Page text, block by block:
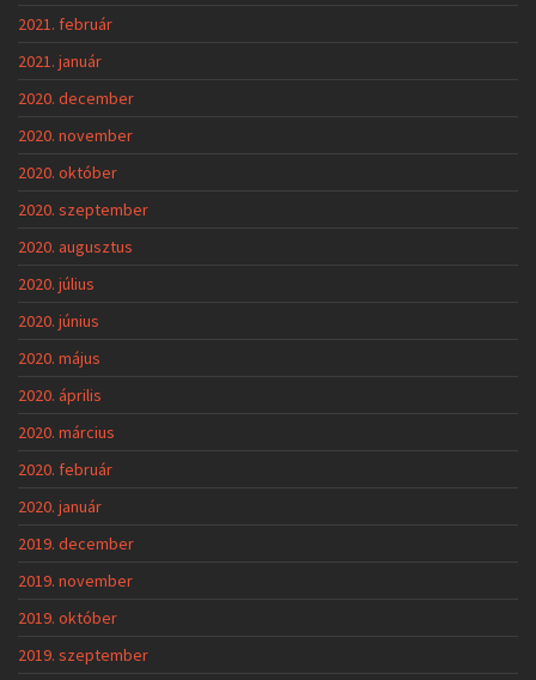
2021. február
2021. január
2020. december
2020. november
2020. október
2020. szeptember
2020. augusztus
2020. július
2020. június
2020. május
2020. április
2020. március
2020. február
2020. január
2019. december
2019. november
2019. október
2019. szeptember